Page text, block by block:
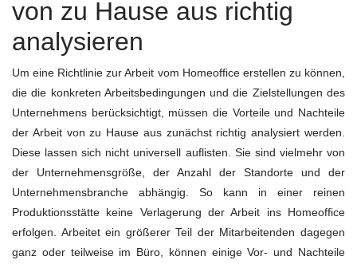
von zu Hause aus richtig
analysieren
Um eine Richtlinie zur Arbeit vom Homeoffice erstellen zu können,
die die konkreten Arbeitsbedingungen und die Zielstellungen des
Unternehmens berücksichtigt, müssen die Vorteile und Nachteile
der Arbeit von zu Hause aus zunächst richtig analysiert werden.
Diese lassen sich nicht universell auflisten. Sie sind vielmehr von
der Unternehmensgröße, der Anzahl der Standorte und der
Unternehmensbranche abhängig. So kann in einer reinen
Produktionsstätte keine Verlagerung der Arbeit ins Homeoffice
erfolgen. Arbeitet ein größerer Teil der Mitarbeitenden dagegen
ganz oder teilweise im Büro, können einige Vor- und Nachteile